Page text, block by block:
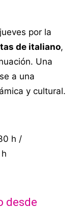
por la
de italiano,
Una
a una
y cultural.
h /
desde